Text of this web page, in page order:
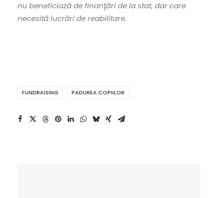
nu beneficiază de finanţări de la stat, dar care
necesită lucrări de reabilitare.
FUNDRAISING PADUREA COPIILOR